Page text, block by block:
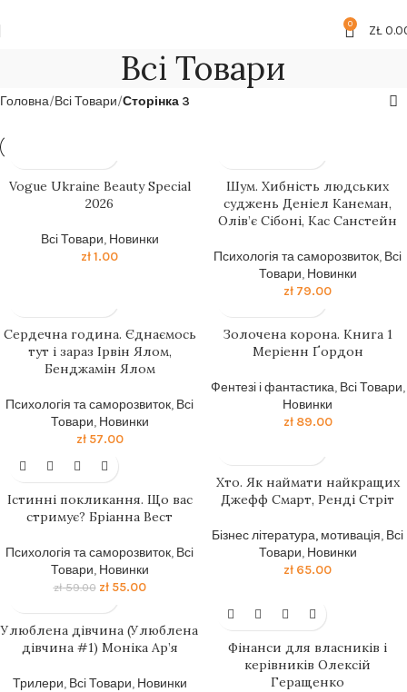
0 ZŁ
Всі Товари
Головна Всі Товари Сторінка 3
Vogue Ukraine Beauty Special
2026
Всі Товари, Новинки
zł1.00
Шум. Хибність людських
суджень Деніел Канеман,
Олів’є Сібоні, Кас Санстейн
Психологія та саморозвиток, Всі
Товари, Новинки
zł 79.00
Сердечна година. Єднаємось
тут і зараз Ірвін Ялом,
Бенджамін Ялом
Психологія та саморозвиток, Всі
Товари, Новинки
zł57.00
Золочена корона. Книга 1
Меріенн Ґордон
Фентезі і фантастика, Всі Товари,
Новинки
zł89.00
-7%
Істинні покликання. Що вас
стримує? Бріанна Вест
Психологія та саморозвиток, Всі
Товари, Новинки
zł59.00 zł55.00
Хто. Як наймати найкращих
Джефф Смарт, Ренді Стріт
Бізнес література, мотивація, Всі
Товари, Новинки
zł 65.00
Улюблена дівчина (Улюблена
дівчина #1) Моніка Ар’я
Трилери, Всі Товари, Новинки
-18%
Фінанси для власників і
керівників Олексій
Геращенко